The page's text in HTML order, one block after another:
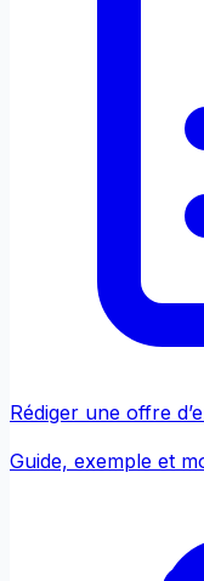
Rédiger une offre
Guide, exemple et